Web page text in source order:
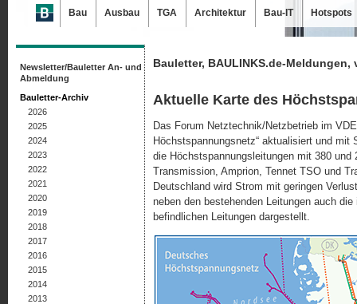
Bauletter, BAULINKS.de-Meldungen,
Aktuelle Karte des
Das Forum Netztechnik/Netzbetrieb im
Höchstspannungsnetz“ aktualisiert und
die Höchstspannungsleitungen mit 380
Transmission, Amprion, Tennet TSO und
Deutschland wird Strom mit geringen
neben den bestehenden Leitungen auch
befindlichen Leitungen dargestellt.
Newsletter/Bauletter An- und
Abmeldung
Bauletter-Archiv
2026
2025
2024
2023
2022
2021
2020
2019
2018
2017
2016
2015
2014
2013
Bau Ausbau TGA Architektur Bau-IT Hotspots